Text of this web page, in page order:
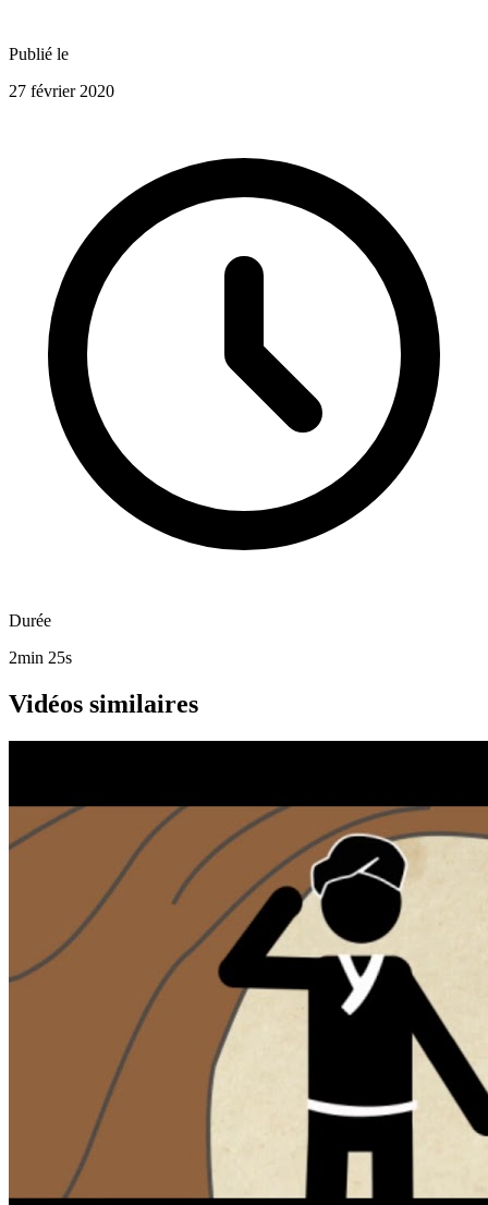
Publié le
27 février 2020
Durée
2min 25s
Vidéos similaires